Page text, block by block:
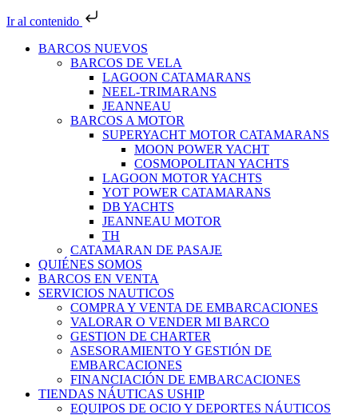
Ir al contenido
BARCOS NUEVOS
BARCOS DE VELA
LAGOON CATAMARANS
NEEL-TRIMARANS
JEANNEAU
BARCOS A MOTOR
SUPERYACHT MOTOR CATAMARANS
MOON POWER YACHT
COSMOPOLITAN YACHTS
LAGOON MOTOR YACHTS
YOT POWER CATAMARANS
DB YACHTS
JEANNEAU MOTOR
TH
CATAMARAN DE PASAJE
QUIÉNES SOMOS
BARCOS EN VENTA
SERVICIOS NAUTICOS
COMPRA Y VENTA DE EMBARCACIONES
VALORAR O VENDER MI BARCO
GESTION DE CHARTER
ASESORAMIENTO Y GESTIÓN DE
EMBARCACIONES
FINANCIACIÓN DE EMBARCACIONES
TIENDAS NÁUTICAS USHIP
EQUIPOS DE OCIO Y DEPORTES NÁUTICOS